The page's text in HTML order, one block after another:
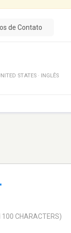
de Contato
STATES · INGLÊS